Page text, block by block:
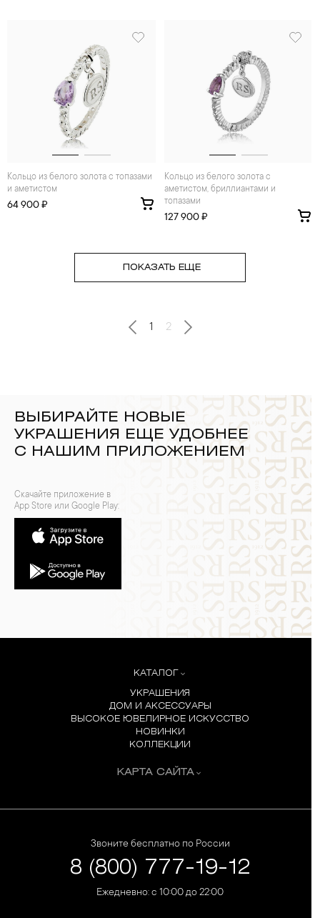
Кольцо из белого золота с топазами
и аметистом
64 900 ₽
Кольцо из белого золота с
аметистом, бриллиантами и
топазами
127 900 ₽
ПОКАЗАТЬ ЕЩЕ
1 2
ВЫБИРАЙТЕ НОВЫЕ
УКРАШЕНИЯ ЕЩЕ УДОБНЕЕ
С НАШИМ ПРИЛОЖЕНИЕМ
Скачайте приложение в
App Store или Google Play:
КАТАЛОГ
УКРАШЕНИЯ
ДОМ И АКСЕССУАРЫ
ВЫСОКОЕ ЮВЕЛИРНОЕ ИСКУССТВО
НОВИНКИ
КОЛЛЕКЦИИ
КАРТА САЙТА
Звоните бесплатно по России
8 (800) 777-19-12
Ежедневно: с 10:00 до 22:00